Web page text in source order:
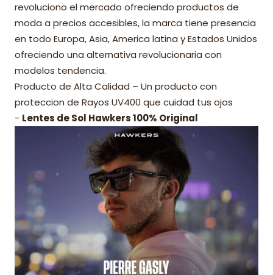
revoluciono el mercado ofreciendo productos de
moda a precios accesibles, la marca tiene presencia
en todo Europa, Asia, America latina y Estados Unidos
ofreciendo una alternativa revolucionaria con
modelos tendencia.
Producto de Alta Calidad – Un producto con
proteccion de Rayos UV400 que cuidad tus ojos
- Lentes de Sol Hawkers 100% Original